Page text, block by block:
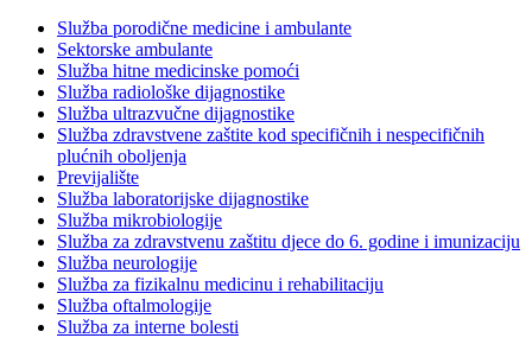
Služba porodične medicine i ambulante
Sektorske ambulante
Služba hitne medicinske pomoći
Služba radiološke dijagnostike
Služba ultrazvučne dijagnostike
Služba zdravstvene zaštite kod specifičnih i nespecifičnih
plućnih oboljenja
Previjalište
Služba laboratorijske dijagnostike
Služba mikrobiologije
Služba za zdravstvenu zaštitu djece do 6. godine i imunizaciju
Služba neurologije
Služba za fizikalnu medicinu i rehabilitaciju
Služba oftalmologije
Služba za interne bolesti